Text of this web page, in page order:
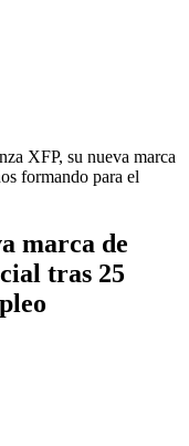
XFP, su nueva marca
formando para el
marca de
tras 25